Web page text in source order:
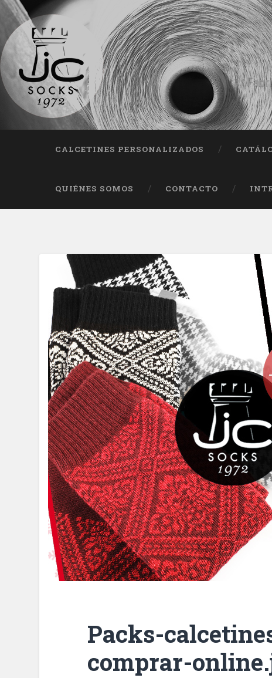
CALCETINES PERSONALIZADOS
QUIÉNES SOMOS CONTACTO
Packs-
comprar-